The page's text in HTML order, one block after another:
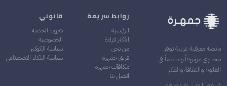
منصة معرفية عربية توفر
محتوى موثوقاً ومنظماً في
العلوم والثقافة والفكر
روابط سريعة
الرئيسية
الأكثر قراءة
من نحن
فريق جمهرة
مكافآت جمهرة
اتصل بنا
قانوني
شروط الخدمة
الخصوصية
سياسة الكوكيز
سياسة الذكاء الاصطناعي